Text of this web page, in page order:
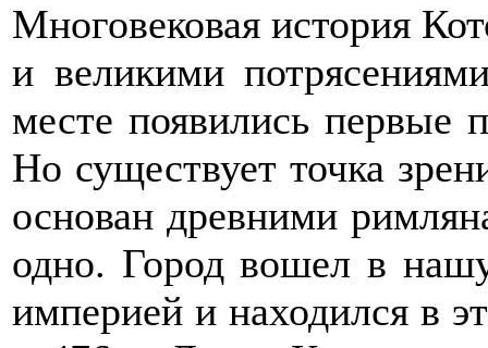
Многовековая история
и великими
месте появились первые
Но существует точка
основан древними
одно. Город вошел в
империей и находился в